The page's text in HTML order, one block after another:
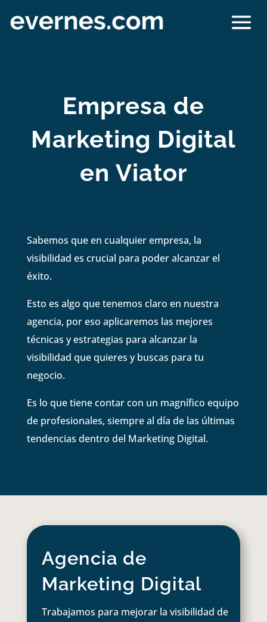
Empresa de
Marketing Digital
en Viator
Sabemos que en cualquier empresa, la
visibilidad es crucial para poder alcanzar el
éxito.
Esto es algo que tenemos claro en nuestra
agencia, por eso aplicaremos las mejores
técnicas y estrategias para alcanzar la
visibilidad que quieres y buscas para tu
negocio.
Es lo que tiene contar con un magnífico equipo
de profesionales, siempre al día de las últimas
tendencias dentro del Marketing Digital.
Agencia de
Marketing Digital
Trabajamos para mejorar la visibilidad de